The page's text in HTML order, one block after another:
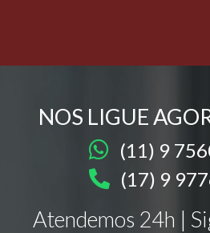
NOS LIGUE
(11) 9
(17) 9
Atendemos 24h |